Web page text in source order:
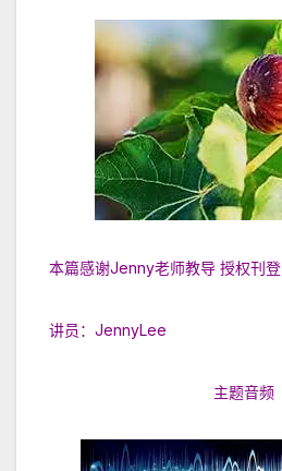
本篇感谢Jenny老师教导 授权刊登
讲员：JennyLee
主题音频